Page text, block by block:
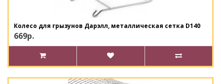
Колесо для грызунов Дарэлл, металлическая сетка D140
669р.